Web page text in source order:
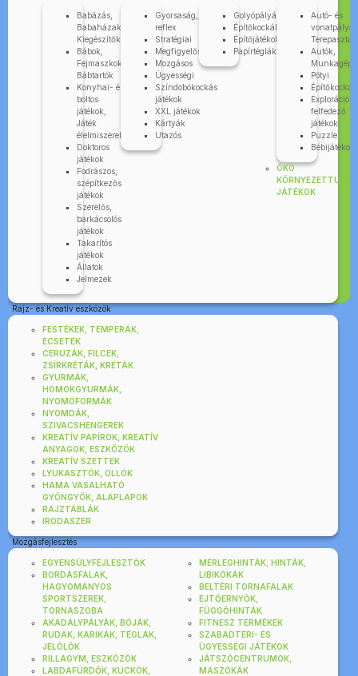
Babázás,
Babaházak,
Kiegészítők
Bábok,
Fejmaszkok,
Bábtartók
Konyhai- és
boltos
játékok,
Játék
élelmiszerek
Doktoros
játékok
Fodrászos,
szépítkezős
játékok
Szerelős,
barkácsolós
játékok
Takarítós
játékok
Állatok
Jelmezek
Gyorsaság,
reflex
Stratégiai
Megfigyelős
Mozgásos
Ügyességi
Színdobókockás
játékok
XXL játékok
Kártyák
Utazós
Golyópályák
Építőkockák
Építőjátékok
Papírtéglák
Autó- és
Autók,
Pötyi
Építőkocka
Explorációs-
felfedező
játékok
Puzzle
Bébijátékok
ÖKO
JÁTÉKOK
Rajz- és Kreatív eszközök
FESTÉKEK, TEMPERÁK,
ECSETEK
CERUZÁK, FILCEK,
ZSÍRKRÉTÁK, KRÉTÁK
GYURMÁK,
HOMOKGYURMÁK,
NYOMÓFORMÁK
NYOMDÁK,
SZIVACSHENGEREK
KREATÍV PAPÍROK, KREATÍV
ANYAGOK, ESZKÖZÖK
KREATÍV SZETTEK
LYUKASZTÓK, OLLÓK
HAMA VASALHATÓ
GYÖNGYÖK, ALAPLAPOK
RAJZTÁBLÁK
IRODASZER
Mozgásfejlesztés
EGYENSÚLYFEJLESZTŐK
BORDÁSFALAK,
HAGYOMÁNYOS
SPORTSZEREK,
TORNASZOBA
AKADÁLYPÁLYÁK, BÓJÁK,
RUDAK, KARIKÁK, TÉGLÁK,
JELÖLŐK
RILLAGYM, ESZKÖZÖK
LABDAFÜRDŐK, KUCKÓK,
MÉRLEGHINTÁK, HINTÁK,
LIBIKÓKÁK
BELTÉRI TORNAFALAK
EJTŐERNYŐK,
FÜGGŐHINTÁK
FITNESZ TERMÉKEK
SZABADTÉRI- ÉS
ÜGYESSÉGI JÁTÉKOK
JÁTSZÓCENTRUMOK,
MÁSZÓKÁK